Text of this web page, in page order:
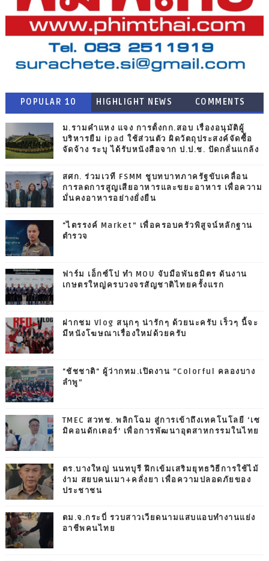
POPULAR 10 HIGHLIGHT NEWS COMMENTS
ม.รามคำแหง แจง การตั้งกก.สอบ เรื่องอนุมัติผู้
บริหารยืม ipad ใช้ส่วนตัว ผิดวัตถุประสงค์จัดซื้อ
จัดจ้าง ระบุ ได้รับหนังสือจาก ป.ป.ช. ปัดกลั่นแกล้ง
สศก. ร่วมเวที FSMM ชูบทบาทภาครัฐขับเคลื่อน
การลดการสูญเสียอาหารและขยะอาหาร เพื่อความ
มั่นคงอาหารอย่างยั่งยืน
"ไตรรงค์ Market” เพื่อครอบครัวพิสูจน์หลักฐาน
ตำรวจ
ฟาร์ม เอ็กซ์โป ทำ MOU จับมือพันธมิตร ดันงาน
เกษตรใหญ่ครบวงจรสัญชาติไทยครั้งแรก
ฝากชม Vlog สนุกๆ น่ารักๆ ด้วยนะครับ เร็วๆ นี้จะ
มีหนังโฆษณาเรื่องใหม่ด้วยครับ
"ชัชชาติ" ผู้ว่ากทม.เปิดงาน “Colorful คลองบาง
ลำพู”
TMEC สวทช. พลิกโฉม สู่การเข้าถึงเทคโนโลยี ‘เซ
มิคอนดักเตอร์’ เพื่อการพัฒนาอุตสาหกรรมในไทย
ตร.บางใหญ่ นนทบุรี ฝึกเข้มเสริมยุทธวิธีการใช้ไม้
ง่าม สยบคนเมา+คลั่งยา เพื่อความปลอดภัยของ
ประชาชน
ตม.จ.กระบี่ รวบสาวเวียดนามแสบแอบทำงานแย่ง
อาชีพคนไทย